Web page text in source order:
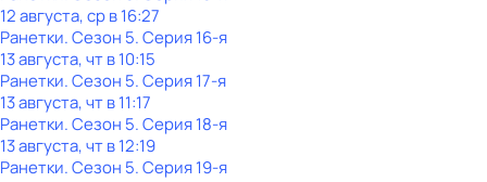
12 августа, ср в 16:27
Ранетки. Сезон 5. Серия 16-я
13 августа, чт в 10:15
Ранетки. Сезон 5. Серия 17-я
13 августа, чт в 11:17
Ранетки. Сезон 5. Серия 18-я
13 августа, чт в 12:19
Ранетки. Сезон 5. Серия 19-я